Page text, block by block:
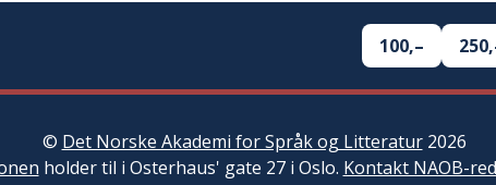
100,–
© Det Norske Akademi for Språk og Litteratur2026
holder til i Osterhaus' gate 27 i Oslo. Kontakt NAOB-